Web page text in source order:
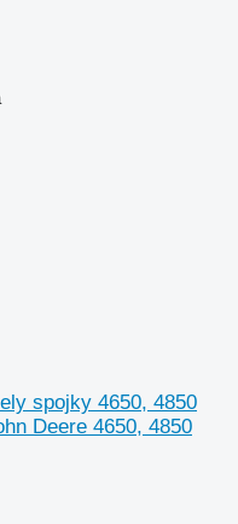
spojky 4650, 4850
Deere 4650, 4850